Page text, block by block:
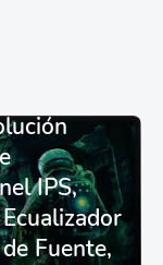
IPS,
Fuente,